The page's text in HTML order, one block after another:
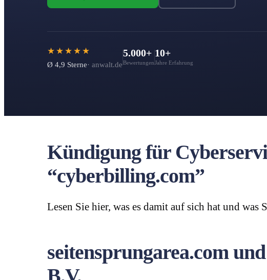
★★★★★
Ø 4,9 Sterne· anwalt.de
5.000+
Bewertungen
10+
Jahre Erfahrung
Kündigung für
“cyberbilling.com”
Lesen Sie hier, was es damit auf sich hat und was
seitensprungarea.com